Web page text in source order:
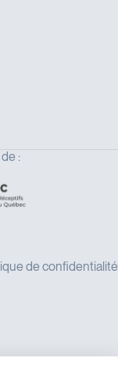
: